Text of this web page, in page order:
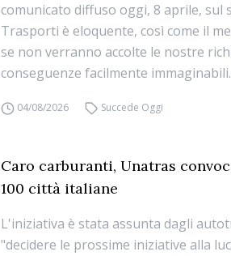
comunicato diffuso oggi, 8 aprile, sul
Trasporti è eloquente, così come il
se non verranno accolte le nostre
conseguenze facilmente immaginabili.
04/08/2026 Succede Oggi
Caro carburanti, Unatras
100 città italiane
L'iniziativa è stata assunta dagli
"decidere le prossime iniziative alla